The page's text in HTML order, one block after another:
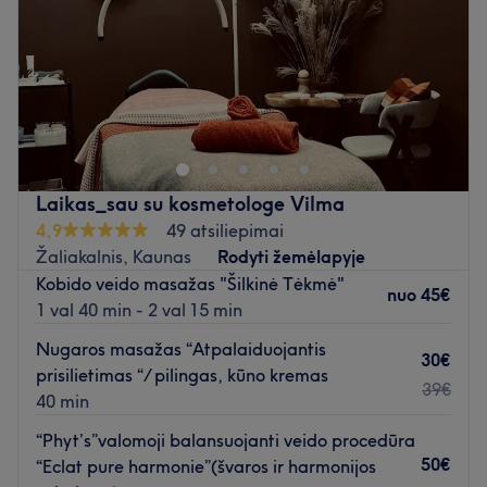
salonas yra lengvai pasiekiamas viešuoju transportu.
Atidaryti salono profilį
Šeštadienis
10:00–18:30
Sekmadienis
10:00
Grožio Alchemija - tai mokslu paremtas menas puoselėti
Jūsų odos grožį.
Profesionalios kosmetologinės procedūros bei
konsultacijos;
Išpuoselėtos odos grožis - Jūsų vizitinė kortelė.
Kosmetologinės veido priežiūros procedūros;
Veido valymai;
Jauninančios procedūros;
Skaistinančios procedūros;
Rūgštinės procedūros;
Atidaryti salono profilį
Laikas_sau su kosmetologe Vilma
4,9
49 atsiliepimai
Žaliakalnis, Kaunas
Rodyti žemėlapyje
Kobido veido masažas "Šilkinė Tėkmė"
1 val 40 min - 2 val 15 min
nuo 45€
Nugaros masažas “Atpalaiduojantis
prisilietimas “/ pilingas, kūno kremas
40 min
30€
39€
“Phyt’s”valomoji balansuojanti veido procedūra
“Eclat pure harmonie”(švaros ir harmonijos
50€